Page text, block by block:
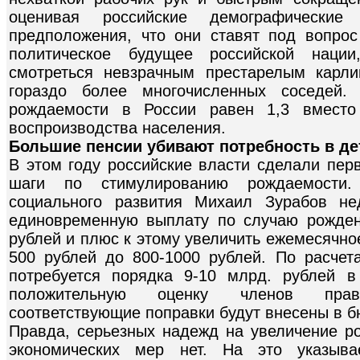
оценивая российские
предположения, что они ставят под
политическое будущее российской
смотреться невзрачным престарелым
гораздо более многочисленных
рождаемости в России равен 1,3
воспроизводства населения.
Большие пенсии убивают потребность в
В этом году российские власти сделали
шаги по стимулированию
социального развития Михаил Зурабов
единовременную выплату по случаю
рублей и плюс к этому увеличить
500 рублей до 800-1000 рублей. По
потребуется порядка 9-10 млрд. рублей
положительную оценку членов
соответствующие поправки будут внесены в
Правда, серьезных надежд на увеличение
экономических мер нет. На это